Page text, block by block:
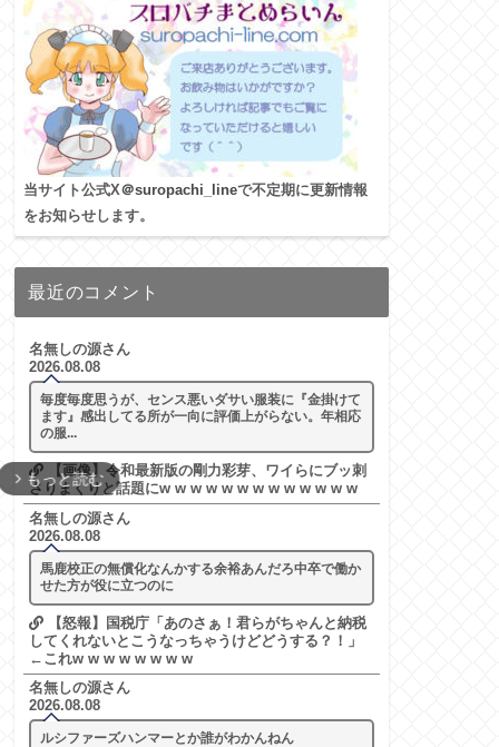
当サイト公式X＠suropachi_lineで不定期に更新情報
をお知らせします。
最近のコメント
名無しの源さん
2026.08.08
毎度毎度思うが、センス悪いダサい服装に『金掛けて
ます』感出してる所が一向に評価上がらない。年相応
の服...
【画像】令和最新版の剛力彩芽、ワイらにブッ刺
さりまくりと話題にw w w w w w w w w w w w w
名無しの源さん
2026.08.08
馬鹿校正の無償化なんかする余裕あんだろ中卒で働か
せた方が役に立つのに
【怒報】国税庁「あのさぁ！君らがちゃんと納税
してくれないとこうなっちゃうけどどうする？！」
←これw w w w w w w w
名無しの源さん
2026.08.08
ルシファーズハンマーとか誰がわかんねん